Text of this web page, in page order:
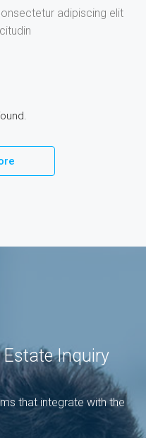
adipiscing elit
Estate Inquiry
that integrate with the